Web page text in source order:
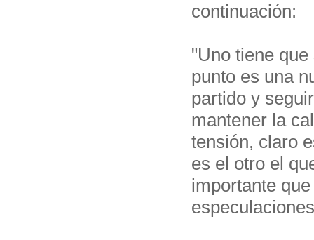
continuación:
"Uno tiene
punto es una
partido y
mantener la
tensión, claro
es el otro el
importante